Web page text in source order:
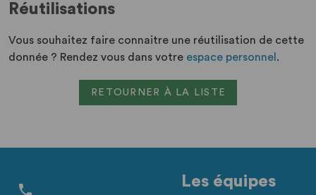
Réutilisations
Vous souhaitez faire connaitre une réutilisation de cette
donnée ? Rendez vous dans votre espace personnel .
RETOURNER À LA LISTE
Les équipes